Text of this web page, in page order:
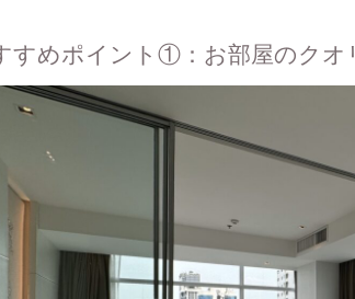
すめポイント①：お部屋のクオ